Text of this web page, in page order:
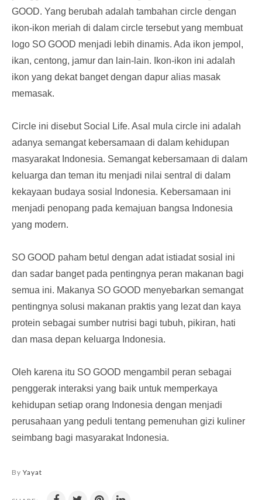
GOOD. Yang berubah adalah tambahan circle dengan
ikon-ikon meriah di dalam circle tersebut yang membuat
logo SO GOOD menjadi lebih dinamis. Ada ikon jempol,
ikan, centong, jamur dan lain-lain. Ikon-ikon ini adalah
ikon yang dekat banget dengan dapur alias masak
memasak.
Circle ini disebut Social Life. Asal mula circle ini adalah
adanya semangat kebersamaan di dalam kehidupan
masyarakat Indonesia. Semangat kebersamaan di dalam
keluarga dan teman itu menjadi nilai sentral di dalam
kekayaan budaya sosial Indonesia. Kebersamaan ini
menjadi penopang pada kemajuan bangsa Indonesia
yang modern.
SO GOOD paham betul dengan adat istiadat sosial ini
dan sadar banget pada pentingnya peran makanan bagi
semua ini. Makanya SO GOOD menyebarkan semangat
pentingnya solusi makanan praktis yang lezat dan kaya
protein sebagai sumber nutrisi bagi tubuh, pikiran, hati
dan masa depan keluarga Indonesia.
Oleh karena itu SO GOOD mengambil peran sebagai
penggerak interaksi yang baik untuk memperkaya
kehidupan setiap orang Indonesia dengan menjadi
perusahaan yang peduli tentang pemenuhan gizi kuliner
seimbang bagi masyarakat Indonesia.
By Yayat